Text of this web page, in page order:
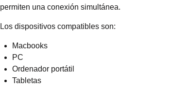
permiten una conexión simultánea.
Los dispositivos compatibles son:
Macbooks
PC
Ordenador portátil
Tabletas